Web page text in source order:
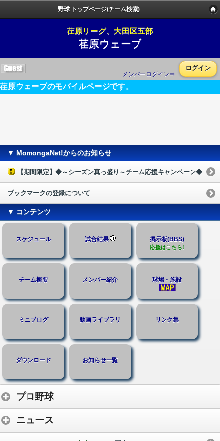
野球 トップページ(チーム検索)
荏原リーグ、大田区五部
荏原ウェーブ
メンバーログイン⇒
ログイン
荏原ウェーブのモバイルページです。
▼ MomongaNet!からのお知らせ
【期間限定】◆～シーズン真っ盛り～チーム応援キャンペーン◆
ブックマークの登録について
▼ コンテンツ
スケジュール 試合結果 掲示板(BBS)
応援はこちら!
チーム概要 メンバー紹介 球場・施設
ミニブログ 動画ライブラリ リンク集
ダウンロード お知らせ一覧
プロ野球
ニュース